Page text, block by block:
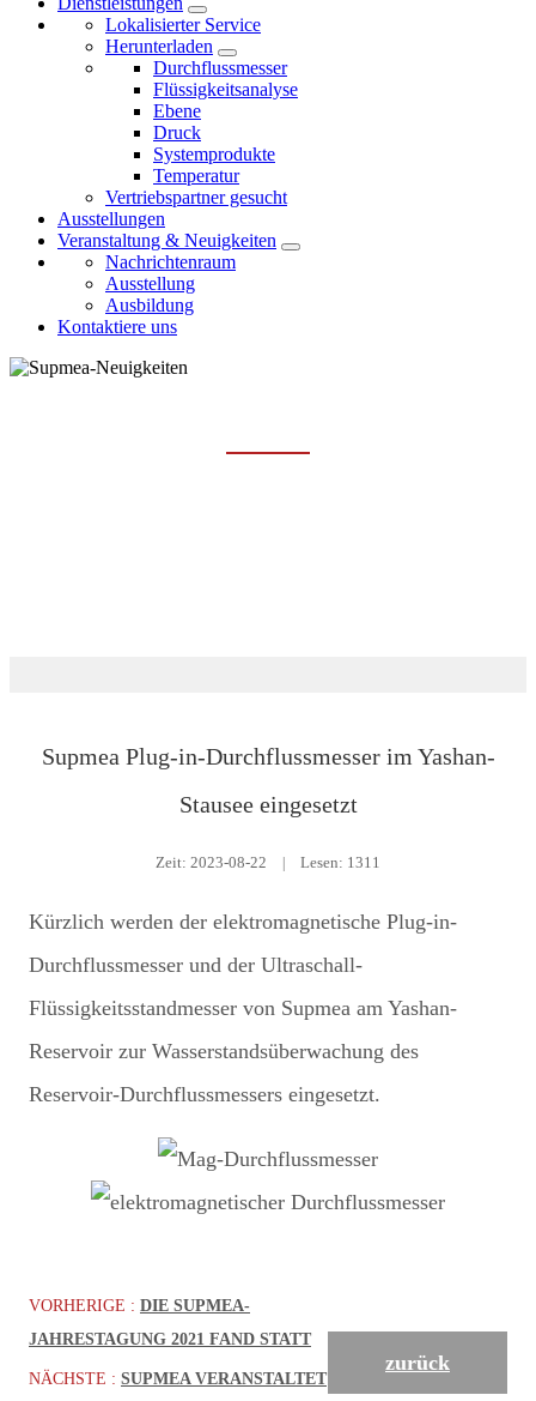
Lokalisierter Service
Herunterladen
Durchflussmesser
Flüssigkeitsanalyse
Ebene
Druck
Systemprodukte
Temperatur
Vertriebspartner gesucht
Ausstellungen
Veranstaltung & Neuigkeiten
Nachrichtenraum
Ausstellung
Ausbildung
Kontaktiere uns
Supmea Plug-in-Durchflussmesser im Yashan-
Stausee eingesetzt
Zeit: 2023-08-22 | Lesen: 1311
Kürzlich werden der elektromagnetische Plug-in-
Durchflussmesser und der Ultraschall-
Flüssigkeitsstandmesser von Supmea am Yashan-
Reservoir zur Wasserstandsüberwachung des
Reservoir-Durchflussmessers eingesetzt.
VORHERIGE : DIE SUPMEA-
JAHRESTAGUNG 2021 FAND STATT
NÄCHSTE : SUPMEA VERANSTALTET
zurück